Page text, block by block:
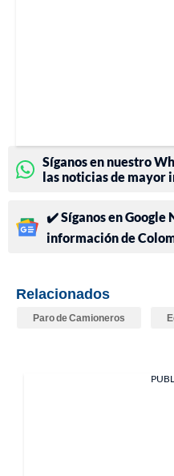
Síganos en nuestro
las noticias de mayor
✔️ Síganos en Google
información de
Relacionados
Paro de Camioneros